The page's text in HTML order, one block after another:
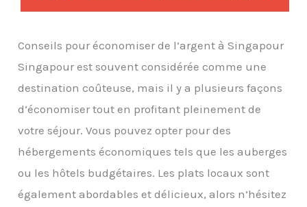
Conseils pour économiser de l’argent à Singapour
Singapour est souvent considérée comme une
destination coûteuse, mais il y a plusieurs façons
d’économiser tout en profitant pleinement de
votre séjour. Vous pouvez opter pour des
hébergements économiques tels que les auberges
ou les hôtels budgétaires. Les plats locaux sont
également abordables et délicieux, alors n’hésitez